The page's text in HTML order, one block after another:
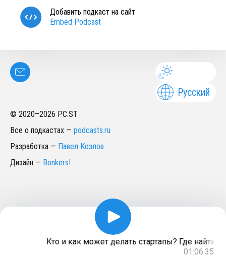
Добавить подкаст на сайт
Embed Podcast
Русский
© 2020–2026 PC.ST
Все о подкастах — podcasts.ru
Разработка — Павел Козлов
Дизайн — Bonkers!
Кто и как может делать стартапы? Где найти
01:06:35